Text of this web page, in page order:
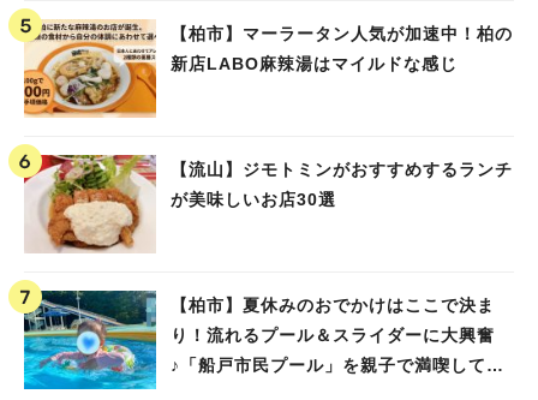
【柏市】マーラータン人気が加速中！柏の
新店LABO麻辣湯はマイルドな感じ
【流山】ジモトミンがおすすめするランチ
が美味しいお店30選
【柏市】夏休みのおでかけはここで決ま
り！流れるプール＆スライダーに大興奮
♪「船戸市民プール」を親子で満喫してき